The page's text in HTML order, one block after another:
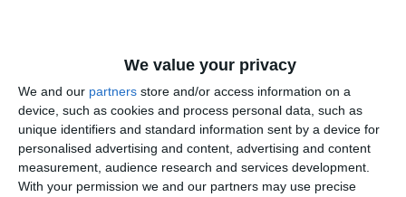
We value your privacy
We and our partners store and/or access information on a
device, such as cookies and process personal data, such as
unique identifiers and standard information sent by a device for
personalised advertising and content, advertising and content
measurement, audience research and services development.
With your permission we and our partners may use precise
Citește și:
Tenis de masă
Trei medalii de bronz cucerite de sportivele CSM
Constanța la București (GALERIE FOTO)